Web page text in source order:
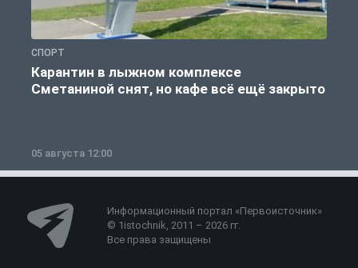
СПОРТ
Карантин в лыжном комплексе
Сметаниной снят, но кафе всё ещё закрыто
05 августа 12:00
Информационный портал «Первоисточник»
© 1istochnik, 2011 – 2026 гг.
Все права защищены